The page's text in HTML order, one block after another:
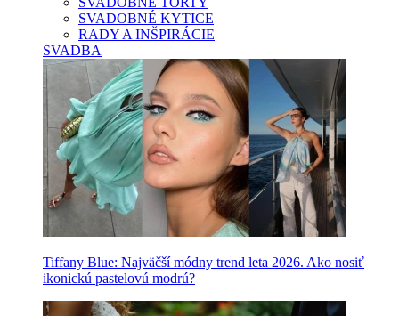
SVADOBNÉ KYTICE
RADY A INŠPIRÁCIE
SVADBA
Tiffany Blue: Najväčší módny trend leta 2026. Ako nosiť
ikonickú pastelovú modrú?